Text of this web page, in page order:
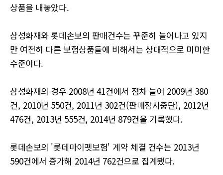
상품을 내놓았다.
삼성화재와 롯데손보의 판매건수는 꾸준히 늘어나고 있지
만 여전히 다른 보험상품들에 비해서는 상대적으로 미미한
수준이다.
삼성화재의 경우 2008년41건에서 점차 늘어 2009년 380
건, 2010년 550건, 2011년 302건(판매잠시중단), 2012년
476건, 2013년 555건, 2014년 879건을 기록했다.
롯데손보의 '롯데마이펫보험' 계약 체결 건수는 2013년
590건에서 증가해 2014년 762건으로 집계됐다.